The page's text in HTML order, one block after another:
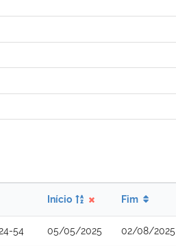
Início Fim
54 05/05/2025 02/08/2025